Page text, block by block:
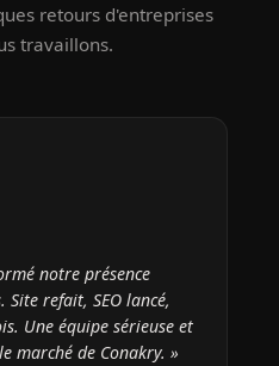
retours d'entreprises
travaillons.
notre présence
refait, SEO lancé,
Une équipe sérieuse et
marché de Conakry. »